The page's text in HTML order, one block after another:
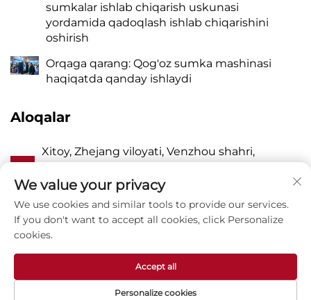
sumkalar ishlab chiqarish uskunasi
yordamida qadoqlash ishlab chiqarishini
oshirish
Orqaga qarang: Qog'oz sumka mashinasi
haqiqatda qanday ishlaydi
Aloqalar
A
Xitoy, Zhejang viloyati, Venzhou shahri,
Pinayang, Vanquan tumani, Jhangqiao,
Sharqiy Lyangyou ko'chasi, 118-uy
P 8615988795434
Mualliflik huquqi © Zhejiang Zhuxin Machinery
We value your privacy
We use cookies and similar tools to provide our services.
If you don't want to accept all cookies, click Personalize
cookies.
Personalize cookies
Accept all